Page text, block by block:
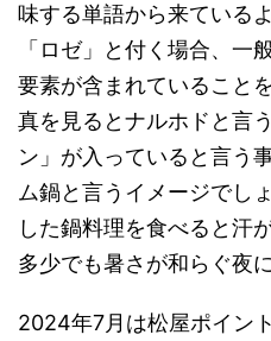
味する単語から来ている
「ロゼ」と付く場合、一
要素が含まれていること
真を見るとナルホドと言
ン」が入っていると言う
ム鍋と言うイメージでし
した鍋料理を食べると汗
多少でも暑さが和らぐ夜
2024年7月は松屋ポイン